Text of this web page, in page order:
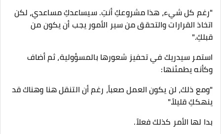
"رغم كل شيء، هذا مشروعكِ أنتِ. سيساعدكِ مساعدي، لكن
اتخاذ القرارات والتحقق من سير الأمور يجب أن يكون من
قبلكِ."
استمر سيدريك في تحفيز شعورها بالمسؤولية، ثم أضاف
وكأنه يطمئنها:
"ومع ذلك، لن يكون العمل صعباً، رغم أن التنقل هنا وهناك قد
ينهككِ قليلاً."
​بدا لها الأمر كذلك فعلاً.